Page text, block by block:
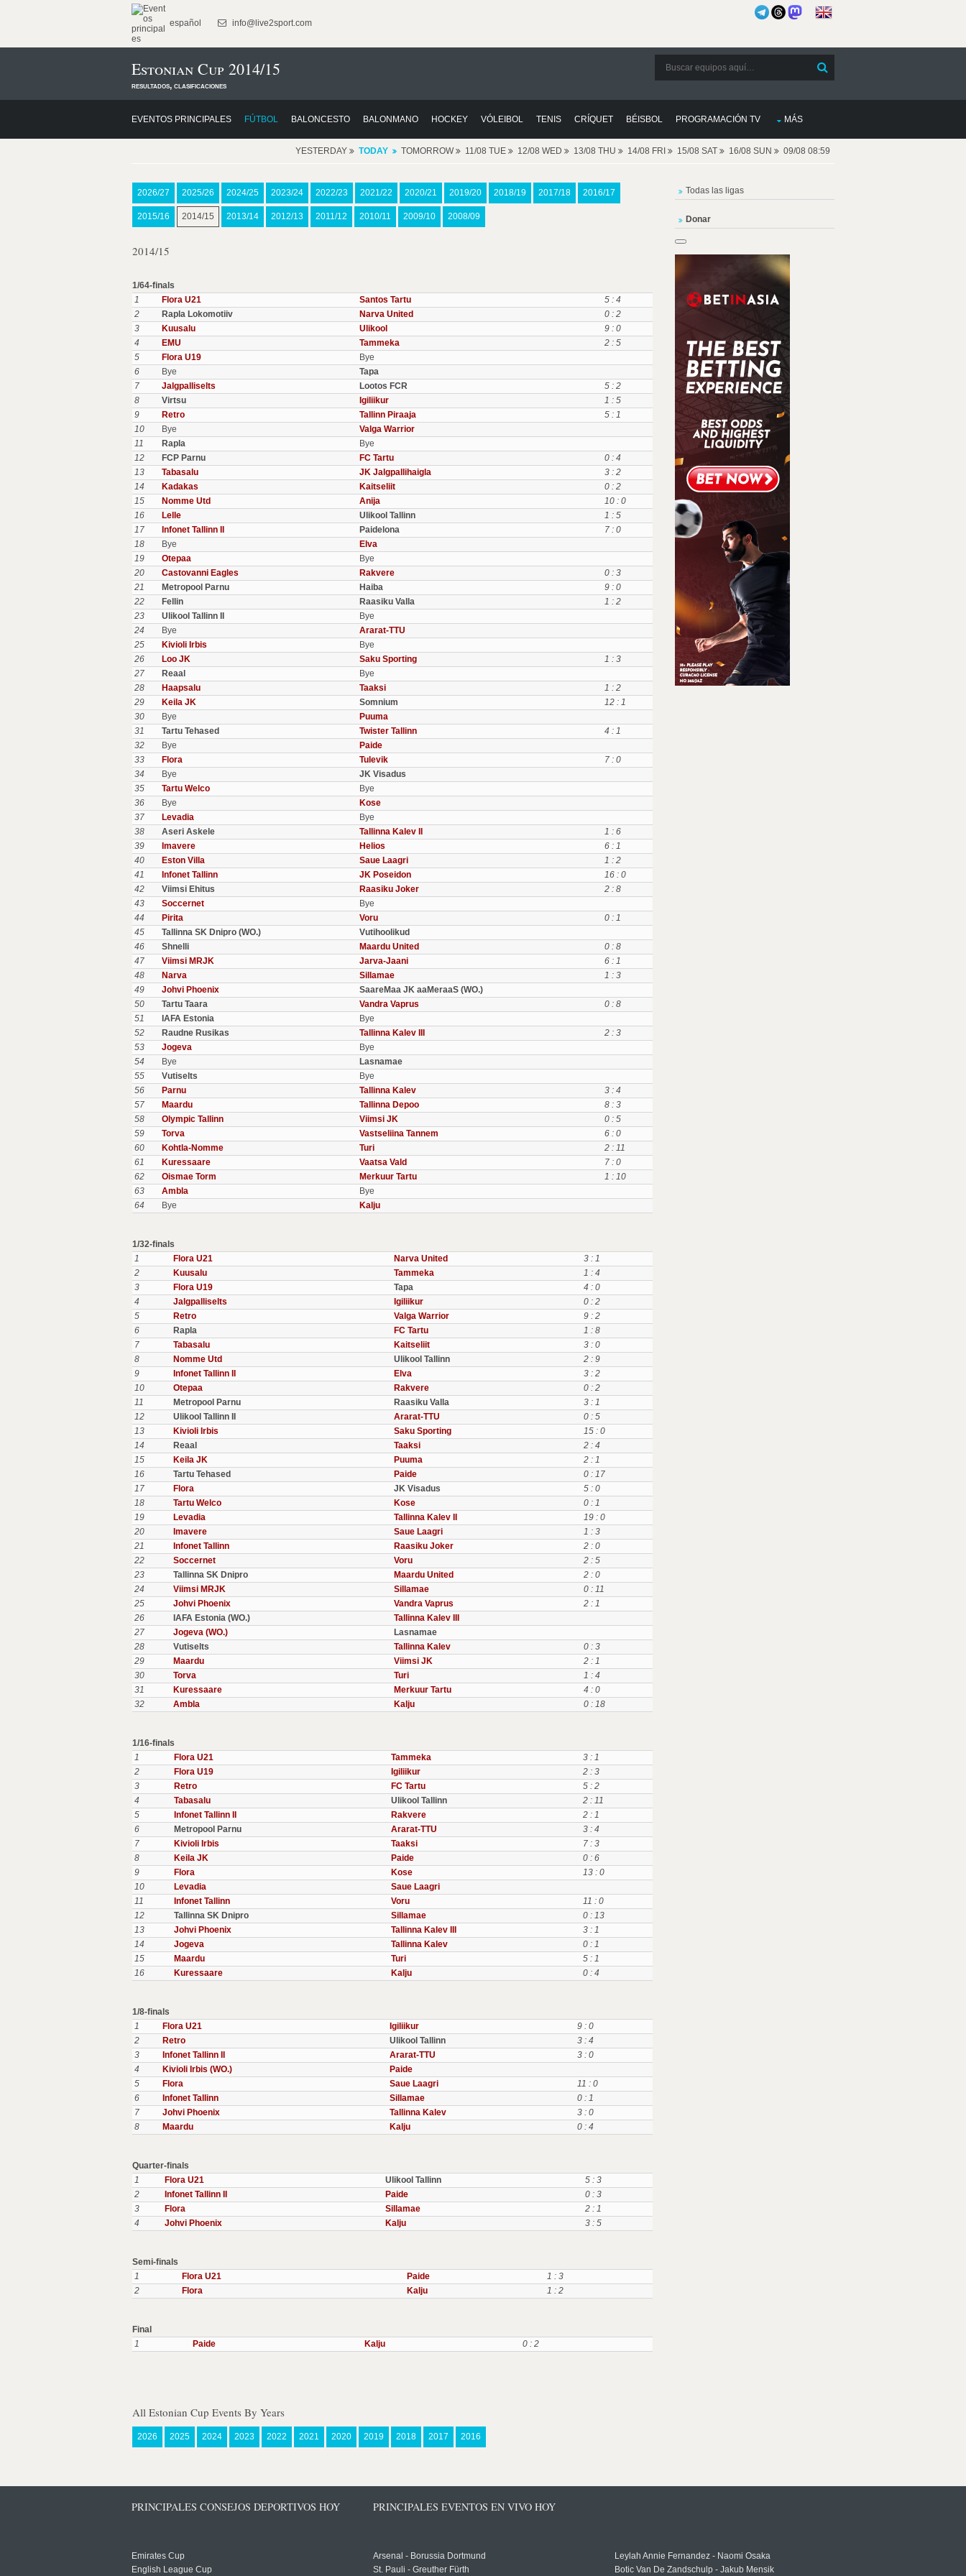
español info@live2sport.com
Estonian Cup 2014/15
resultados, clasificaciones
EVENTOS PRINCIPALES FÚTBOL BALONCESTO BALONMANO HOCKEY VÓLEIBOL TENIS CRÍQUET BÉISBOL PROGRAMACIÓN TV MÁS
YESTERDAY TODAY TOMORROW 11/08 TUE 12/08 WED 13/08 THU 14/08 FRI 15/08 SAT 16/08 SUN 09/08 08:59
2026/27 2025/26 2024/25 2023/24 2022/23 2021/22 2020/21 2019/20 2018/19 2017/18 2016/17
2015/16 2014/15 2013/14 2012/13 2011/12 2010/11 2009/10 2008/09
2014/15
1/64-finals
1
Flora U21 Santos Tartu
5 : 4
2
Rapla Lokomotiiv Narva United
0 : 2
3
Kuusalu Ulikool
9 : 0
4
EMU Tammeka
2 : 5
5
Flora U19
Bye
6
Bye
Tapa
7
Jalgpalliselts Lootos FCR
5 : 2
8
Virtsu Igiliikur
1 : 5
9
Retro Tallinn Piraaja
5 : 1
10
Bye
Valga Warrior
11
Rapla
Bye
12
FCP Parnu FC Tartu
0 : 4
13
Tabasalu JK Jalgpallihaigla
3 : 2
14
Kadakas Kaitseliit
0 : 2
15
Nomme Utd Anija
10 : 0
16
Lelle Ulikool Tallinn
1 : 5
17
Infonet Tallinn II Paidelona
7 : 0
18
Bye
Elva
19
Otepaa
Bye
20
Castovanni Eagles Rakvere
0 : 3
21
Metropool Parnu Haiba
9 : 0
22
Fellin Raasiku Valla
1 : 2
23
Ulikool Tallinn II
Bye
24
Bye
Ararat-TTU
25
Kivioli Irbis
Bye
26
Loo JK Saku Sporting
1 : 3
27
Reaal
Bye
28
Haapsalu Taaksi
1 : 2
29
Keila JK Somnium
12 : 1
30
Bye
Puuma
31
Tartu Tehased Twister Tallinn
4 : 1
32
Bye
Paide
33
Flora Tulevik
7 : 0
34
Bye
JK Visadus
35
Tartu Welco
Bye
36
Bye
Kose
37
Levadia
Bye
38
Aseri Askele Tallinna Kalev II
1 : 6
39
Imavere Helios
6 : 1
40
Eston Villa Saue Laagri
1 : 2
41
Infonet Tallinn JK Poseidon
16 : 0
42
Viimsi Ehitus Raasiku Joker
2 : 8
43
Soccernet
Bye
44
Pirita Voru
0 : 1
45
Tallinna SK Dnipro (WO.)
Vutihoolikud
46
Shnelli Maardu United
0 : 8
47
Viimsi MRJK Jarva-Jaani
6 : 1
48
Narva Sillamae
1 : 3
49
Johvi Phoenix
SaareMaa JK aaMeraaS (WO.)
50
Tartu Taara Vandra Vaprus
0 : 8
51
IAFA Estonia
Bye
52
Raudne Rusikas Tallinna Kalev III
2 : 3
53
Jogeva
Bye
54
Bye
Lasnamae
55
Vutiselts
Bye
56
Parnu Tallinna Kalev
3 : 4
57
Maardu Tallinna Depoo
8 : 3
58
Olympic Tallinn Viimsi JK
0 : 5
59
Torva Vastseliina Tannem
6 : 0
60
Kohtla-Nomme Turi
2 : 11
61
Kuressaare Vaatsa Vald
7 : 0
62
Oismae Torm Merkuur Tartu
1 : 10
63
Ambla
Bye
64
Bye Kalju
1/32-finals
1
Flora U21 Narva United
3 : 1
2
Kuusalu Tammeka
1 : 4
3
Flora U19 Tapa
4 : 0
4
Jalgpalliselts Igiliikur
0 : 2
5
Retro Valga Warrior
9 : 2
6
Rapla FC Tartu
1 : 8
7
Tabasalu Kaitseliit
3 : 0
8
Nomme Utd Ulikool Tallinn
2 : 9
9
Infonet Tallinn II Elva
3 : 2
10
Otepaa Rakvere
0 : 2
11
Metropool Parnu Raasiku Valla
3 : 1
12
Ulikool Tallinn II Ararat-TTU
0 : 5
13
Kivioli Irbis Saku Sporting
15 : 0
14
Reaal Taaksi
2 : 4
15
Keila JK Puuma
2 : 1
16
Tartu Tehased Paide
0 : 17
17
Flora JK Visadus
5 : 0
18
Tartu Welco Kose
0 : 1
19
Levadia Tallinna Kalev II
19 : 0
20
Imavere Saue Laagri
1 : 3
21
Infonet Tallinn Raasiku Joker
2 : 0
22
Soccernet Voru
2 : 5
23
Tallinna SK Dnipro Maardu United
2 : 0
24
Viimsi MRJK Sillamae
0 : 11
25
Johvi Phoenix Vandra Vaprus
2 : 1
26
IAFA Estonia (WO.)
Tallinna Kalev III
27
Jogeva (WO.)
Lasnamae
28
Vutiselts Tallinna Kalev
0 : 3
29
Maardu Viimsi JK
2 : 1
30
Torva Turi
1 : 4
31
Kuressaare Merkuur Tartu
4 : 0
32
Ambla Kalju 0 : 18
1/16-finals
1
Flora U21 Tammeka
3 : 1
2
Flora U19 Igiliikur
2 : 3
3
Retro FC Tartu
5 : 2
4
Tabasalu Ulikool Tallinn
2 : 11
5
Infonet Tallinn II Rakvere
2 : 1
6
Metropool Parnu Ararat-TTU
3 : 4
7
Kivioli Irbis Taaksi
7 : 3
8
Keila JK Paide
0 : 6
9
Flora Kose
13 : 0
10
Levadia
Saue Laagri
11
Infonet Tallinn Voru
11 : 0
12
Tallinna SK Dnipro Sillamae
0 : 13
13
Johvi Phoenix Tallinna Kalev III
3 : 1
14
Jogeva Tallinna Kalev
0 : 1
15
Maardu Turi
5 : 1
16
Kuressaare Kalju 0 : 4
1/8-finals
1
Flora U21 Igiliikur
9 : 0
2
Retro Ulikool Tallinn
3 : 4
3
Infonet Tallinn II Ararat-TTU
3 : 0
4
Kivioli Irbis (WO.)
Paide
5
Flora Saue Laagri
11 : 0
6
Infonet Tallinn Sillamae
0 : 1
7
Johvi Phoenix Tallinna Kalev
3 : 0
8
Maardu Kalju 0 : 4
Quarter-finals
1
Flora U21 Ulikool Tallinn
5 : 3
2
Infonet Tallinn II Paide
0 : 3
3
Flora Sillamae
2 : 1
4
Johvi Phoenix Kalju 3 : 5
Semi-finals
1
Flora U21 Paide
1 : 3
2
Flora Kalju 1 : 2
Final
1
Paide Kalju 0 : 2
All Estonian Cup Events By Years
2026 2025 2024 2023 2022 2021 2020 2019 2018 2017 2016
Todas las ligas
Donar
PRINCIPALES CONSEJOS DEPORTIVOS HOY
Emirates Cup
English League Cup
PRINCIPALES EVENTOS EN VIVO HOY
Arsenal - Borussia Dortmund
St. Pauli - Greuther Fürth
Leylah Annie Fernandez - Naomi Osaka
Botic Van De Zandschulp - Jakub Mensik